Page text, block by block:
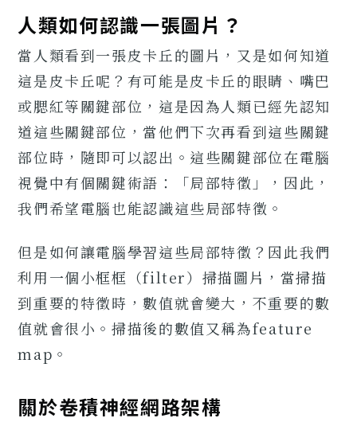
人類如何認識一張圖片？
當人類看到一張皮卡丘的圖片，又是如何知道
這是皮卡丘呢？有可能是皮卡丘的眼睛、嘴巴
或腮紅等關鍵部位，這是因為人類已經先認知
道這些關鍵部位，當他們下次再看到這些關鍵
部位時，隨即可以認出。這些關鍵部位在電腦
視覺中有個關鍵術語：「局部特徵」，因此，
我們希望電腦也能認識這些局部特徵。
但是如何讓電腦學習這些局部特徵？因此我們
利用一個小框框（filter）掃描圖片，當掃描
到重要的特徵時，數值就會變大，不重要的數
值就會很小。掃描後的數值又稱為feature
map。
關於卷積神經網路架構